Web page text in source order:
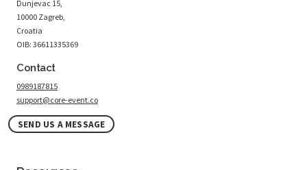
Dunjevac 15,
10000 Zagreb,
Croatia
OIB: 36611335369
Contact
0989187815
support@core-event.co
SEND US A MESSAGE